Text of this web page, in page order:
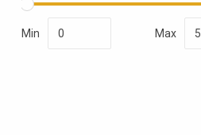
Min Max